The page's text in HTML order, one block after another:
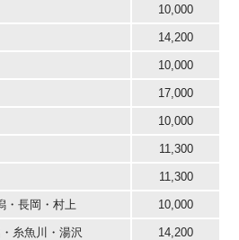
10,000
14,200
10,000
17,000
10,000
11,300
11,300
・長岡・村上 10,000
糸魚川・湯沢 14,200